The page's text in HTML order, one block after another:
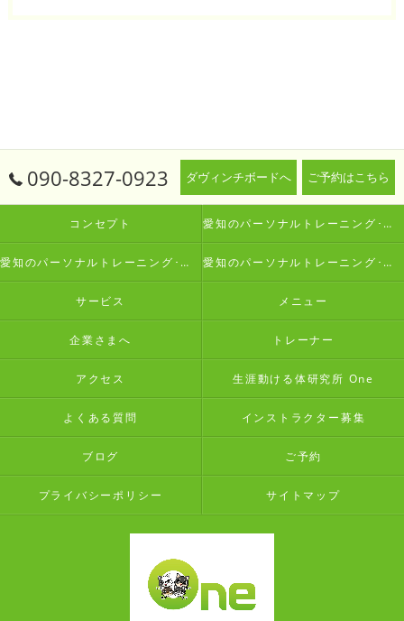
090-8327-0923 ダヴィンチボードへ ご予約はこちら
コンセプト 愛知のパーソナルトレーニング･生涯動ける体研究所 Oneの口コミ情報
愛知のパーソナルトレーニング･生涯動ける体研究所 Oneの評判 愛知のパーソナルトレーニング･生涯動ける体研究所 Oneのお客様の声
サービス メニュー
企業さまへ トレーナー
アクセス 生涯動ける体研究所 One
よくある質問 インストラクター募集
ブログ ご予約
プライバシーポリシー サイトマップ